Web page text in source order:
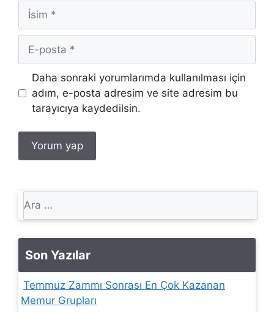
İsim
posta
İnternet
sitesi
Daha sonraki yorumlarımda kullanılması için
adım, e-posta adresim ve site adresim bu
tarayıcıya kaydedilsin.
için
Son Yazılar
Temmuz Zammı Sonrası En Çok Kazanan
Memur Grupları